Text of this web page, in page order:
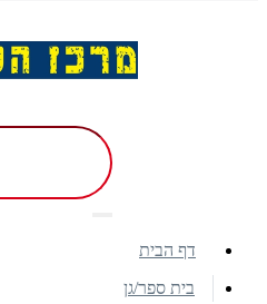
דף הבית
בית ספר/גן